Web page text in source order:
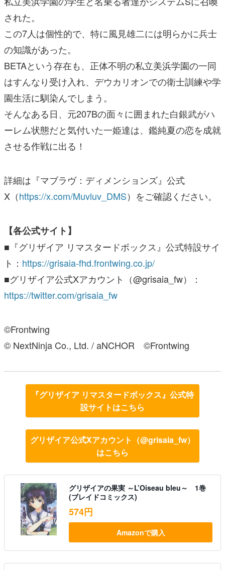
された。
この7人は個性的で、特に風見雄二には明らかに兵士
の知識があった。
BETAという存在も、正体不明の私立美浜学園の一同
はすんなり受け入れ、デウカリオンでの衛士訓練や学
園生活に馴染んでしまう。
そんなある日、元207Bの面々に囲まれた白銀武がハ
ーレム状態だと気付いた一姫達は、鑑純夏の恋を成就
させる作戦に出る！
詳細は『マブラヴ：ディメンションズ』公式
X（https://x.com/Muvluv_DMS）をご確認ください。
【各公式サイト】
■『グリザイア リマスタードボックス』公式特設サイ
ト： https://grisaia-fhd.frontwing.co.jp/
■グリザイア公式Xアカウント（@grisaia_fw）：
https://twitter.com/grisaia_fw
©Frontwing
© NextNinja Co., Ltd. / aNCHOR ©Frontwing
『グリザイア リマスタードボックス』公式特
設サイトはこちら
グリザイア公式Xアカウント（@grisaia_fw）
はこちら
グリザイアの果実 ～L’Oiseau bleu～ 1巻
(ブレイドコミックス)
574円
Amazonで購入